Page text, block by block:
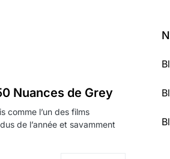
Nuances de Grey
comme l’un des films
de l’année et savamment